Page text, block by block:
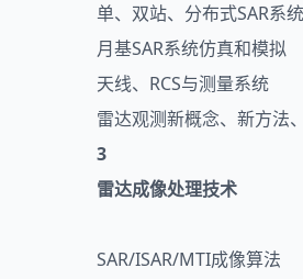
单、双站、分布式SAR系
月基SAR系统仿真和模拟
天线、RCS与测量系统
雷达观测新概念、新方法
3
雷达成像处理技术
SAR/ISAR/MTI成像算法